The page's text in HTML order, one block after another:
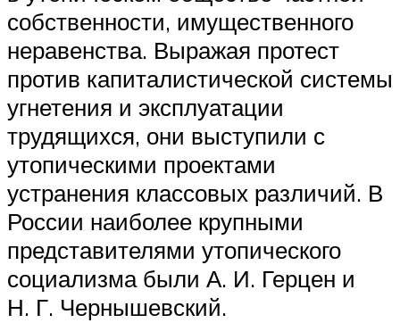
собственности, имущественного
неравенства. Выражая протест
против капиталистической системы
угнетения и эксплуатации
трудящихся, они выступили с
утопическими проектами
устранения классовых различий. В
России наиболее крупными
представителями утопического
социализма были А. И. Герцен и
Н. Г. Чернышевский.